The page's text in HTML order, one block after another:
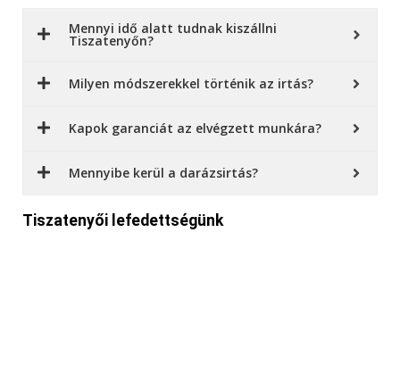
Mennyi idő alatt tudnak kiszállni
Tiszatenyőn?
Milyen módszerekkel történik az irtás?
Kapok garanciát az elvégzett munkára?
Mennyibe kerül a darázsirtás?
Tiszatenyői lefedettségünk